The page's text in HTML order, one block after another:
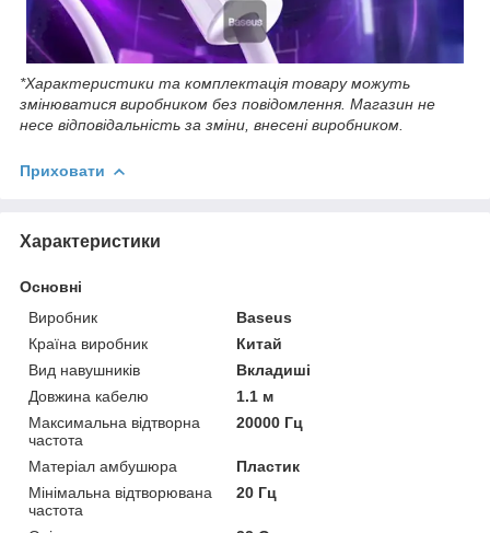
*Характеристики та комплектація товару можуть
змінюватися виробником без повідомлення. Магазин не
несе відповідальність за зміни, внесені виробником.
Приховати
Характеристики
Основні
Виробник
Baseus
Країна виробник
Китай
Вид навушників
Вкладиші
Довжина кабелю
1.1 м
Максимальна відтворна
частота
20000 Гц
Матеріал амбушюра
Пластик
Мінімальна відтворювана
частота
20 Гц